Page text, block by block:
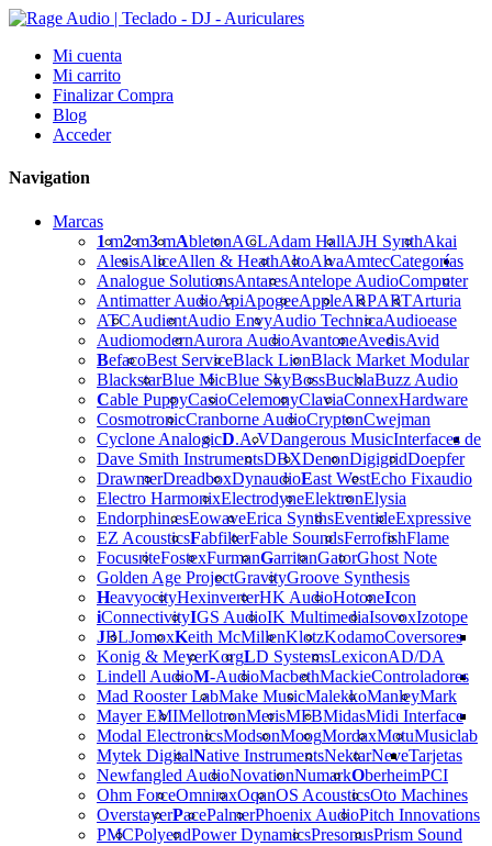
Mi cuenta
Mi carrito
Finalizar Compra
Blog
Acceder
Navigation
Marcas
1m2m3mAbletonACLAdam HallAJH SynthAkai
AlesisAliceAllen & HeathAltoAlvaAmtec
Analogue SolutionsAntaresAntelope Audio
Antimatter AudioApiApogeeAppleARPARTArturia
ATCAudientAudio EnvyAudio TechnicaAudioease
AudiomodernAurora AudioAvantoneAvedisAvid
BefacoBest ServiceBlack LionBlack Market Modular
BlackstarBlue MicBlue SkyBossBuchlaBuzz Audio
Cable PuppyCasioCelemonyClaviaConnex
CosmotronicCranborne AudioCryptonCwejman
Cyclone AnalogicD.A.VDangerous Music
Dave Smith InstrumentsDBXDenonDigigridDoepfer
DrawmerDreadboxDynaudioEast WestEcho Fix
Electro HarmonixElectrodyneElektronElysia
Endorphin.esEowaveErica SynthsEventideExpressive
EZ AcousticsFabfilterFable SoundsFerrofishFlame
FocusriteFostexFurmanGarritanGatorGhost Note
Golden Age ProjectGravityGroove Synthesis
HeavyocityHexinverterHK AudioHotoneIcon
iConnectivityIGS AudioIK MultimediaIsovoxIzotope
JBLJomoxKeith McMillenKlotzKodamo
Konig & MeyerKorgLD SystemsLexicon
Lindell AudioM-AudioMacbethMackie
Mad Rooster LabMake MusicMalekkoManleyMark
Mayer EMIMellotronMerisMFBMidas
Modal ElectronicsModsonMoogMordaxMotuMusiclab
Mytek DigitalNative InstrumentsNektarNeve
Newfangled AudioNovationNumarkOberheim
Ohm ForceOmniraxOqanOS AcousticsOto Machines
OverstayerPacePalmerPhoenix AudioPitch Innovations
PMCPolyendPower DynamicsPresonusPrism Sound
Categorías
Computer
Hardware
Interfaces de
audio
Coversores
AD/DA
Controladores
Midi Interface
Tarjetas
PCI